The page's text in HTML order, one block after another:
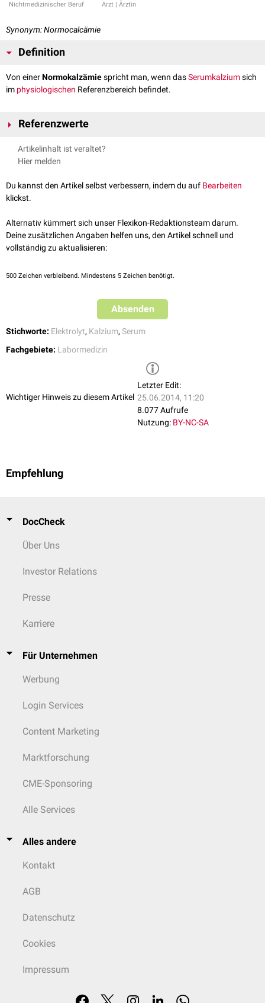
Nichtmedizinischer Beruf Arzt | Ärztin
Synonym: Normocalcämie
Definition
Von einerNormokalzämiespricht man, wenn dasSerumkalziumsich
im physiologischen Referenzbereich befindet.
Referenzwerte
in mg/dl
Gesamtkalzium: 8.4-10.5 mg/dl
in mmol/l
Ionisiertes Kalzium: 1,15-1,35 mmol/l
Die genauen Werte sind abhängig vom Messverfahren, weshalb der vom
einen erniedrigten Wert alsHypokalzämie.
Artikelinhalt ist veraltet?
Hier melden
Du kannst den Artikel selbst verbessern, indem du auf Bearbeiten
klickst.
Alternativ kümmert sich unser Flexikon-Redaktionsteam darum.
Deine zusätzlichen Angaben helfen uns, den Artikel schnell und
vollständig zu aktualisieren:
500 Zeichen verbleibend. Mindestens 5 Zeichen benötigt.
Absenden
Stichworte: Elektrolyt, Kalzium, Serum
Fachgebiete: Labormedizin
Wichtiger Hinweis zu diesem Artikel
Letzter Edit:
25.06.2014, 11:20
8.077 Aufrufe
Nutzung: BY-NC-SA
Empfehlung
DocCheck
Über Uns
Investor Relations
Presse
Karriere
Für Unternehmen
Werbung
Login Services
Content Marketing
Marktforschung
CME-Sponsoring
Alle Services
Alles andere
Kontakt
AGB
Datenschutz
Cookies
Impressum